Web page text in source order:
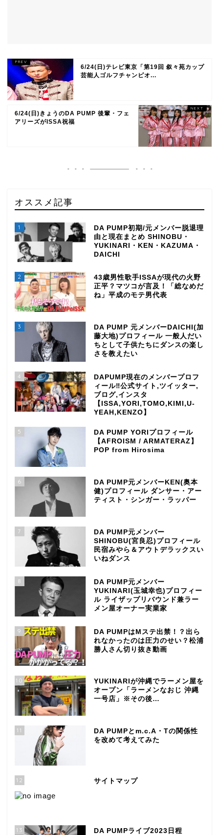
6/24(日)テレビ東京「第19回 叙々苑カップ
芸能人ゴルフチャンピオ...
6/24(日)きょうのDA PUMP 後輩・フェ
アリーズがISSA祝福
オススメ記事
1
DA PUMP初期/元メンバー脱退理
由と現在まとめ SHINOBU・
YUKINARI・KEN・KAZUMA・
DAICHI
2
43歳男性歌手ISSAが現代の火野
正平？マツコが言及！「総なめだ
ね」平成のモテ男代表
3
DA PUMP 元メンバーDAICHI(加
藤大地)プロフィール 一般人だい
ちとして子供たちにダンスの楽し
さを教えたい
4
DAPUMP現在のメンバープロフ
ィール‼公式サイト,ツイッター,
ブログ,インスタ
【ISSA,YORI,TOMO,KIMI,U-
YEAH,KENZO】
5
DA PUMP YORIプロフィール
【AFROISM / ARMATERAZ】
POP from Hirosima
6
DA PUMP元メンバーKEN(奥本
健)プロフィール ダンサー・アー
ティスト・シンガー・ラッパー
7
DA PUMP元メンバー
SHINOBU(宮良忍)プロフィール
民宿みやら＆アウトデラックスい
いねダンス
8
DA PUMP元メンバー
YUKINARI(玉城幸也)プロフィー
ル ライザップリバウンド兼ラー
メン屋オーナー実業家
9
DA PUMPはMステ出禁！？出ら
れなかったのは圧力のせい？松浦
勝人さん切り抜き動画
10
YUKINARIが沖縄でラーメン屋を
オープン「ラーメンなおじ 沖縄
一号店」※その後…
11
DA PUMPとm.c.A・Tの関係性
を改めて考えてみた
12 サイトマップ
13
DA PUMPライブ2023日程